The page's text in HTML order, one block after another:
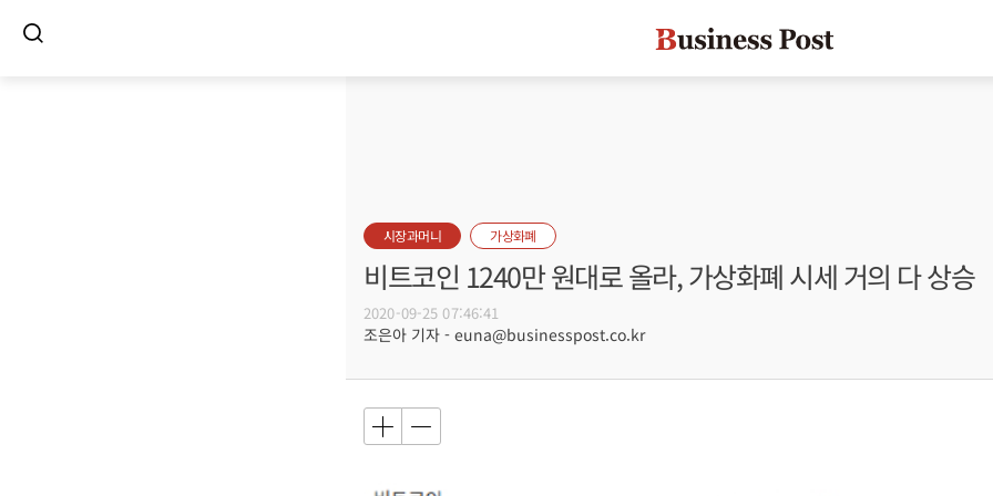
시장과머니 가상화폐
비트코인 1240만 원대로 올라, 가상화폐 시세 거의 다 상승
2020-09-25 07:46:41
조은아 기자 - euna@businesspost.co.kr